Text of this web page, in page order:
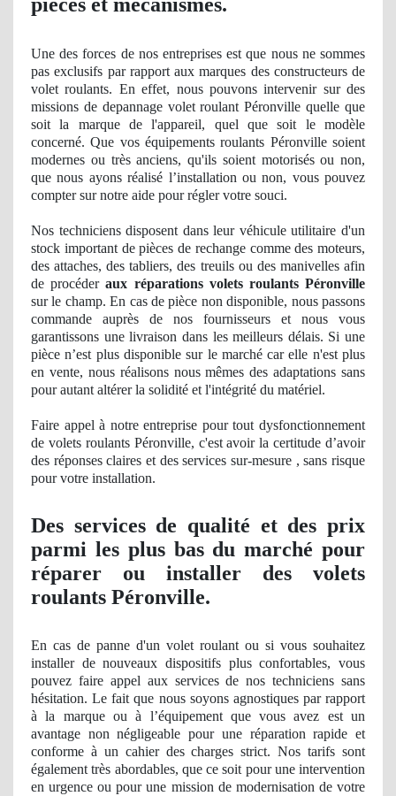
pièces et mécanismes.
Une des forces de nos entreprises est que nous ne sommes
pas exclusifs par rapport aux marques des constructeurs de
volet roulants. En effet, nous pouvons intervenir sur des
missions de depannage volet roulant Péronville quelle que
soit la marque de l'appareil, quel que soit le modèle
concerné. Que vos équipements roulants Péronville soient
modernes ou très anciens, qu'ils soient motorisés ou non,
que nous ayons réalisé l’installation ou non, vous pouvez
compter sur notre aide pour réglervotre souci.
Nos techniciens disposent dans leur véhicule utilitaire d'un
stock important de pièces de rechange comme des moteurs,
des attaches, des tabliers, des treuils ou des manivelles afin
de procéderaux réparations volets roulants Péronville
sur le champ. En cas de pièce non disponible, nous passons
commande auprès de nos fournisseurs et nous vous
garantissons une livraison dans les meilleurs délais. Si une
pièce n’est plus disponible sur le marché car elle n'est plus
en vente, nous réalisons nous mêmes des adaptations sans
pour autant altérerla solidité et l'intégrité du matériel.
Faire appel à notre entreprise pour tout dysfonctionnement
de volets roulants Péronville, c'est avoir la certitude d’avoir
des réponsesclaires et des services sur-mesure , sans risque
pour votre installation.
Des servicesde qualité et des prix
parmi les plus bas du marché pour
réparer ou installer des volets
roulants Péronville.
En cas de panne d'un volet roulant ou si vous souhaitez
installer de nouveaux dispositifs plus confortables, vous
pouvez faire appel aux services de nos techniciens sans
hésitation. Le fait que nous soyons agnostiques par rapport
àla marque ouà l’équipement que vous avez est un
avantage non négligeable pour une réparation rapide et
conforme à un cahier des charges strict. Nostarifs sont
également très abordables, que ce soit pour une intervention
en urgence ou pour une mission de modernisation de votre